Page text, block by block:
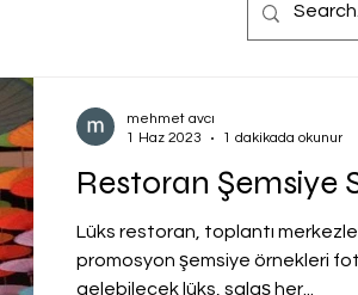
Restoran Şemsiye
Lüks restoran, toplantı
promosyon şemsiye örnekleri
gelebilecek lüks, salaş her...
mehmet avcı
1 Haz 2023
1 dakikada okunur